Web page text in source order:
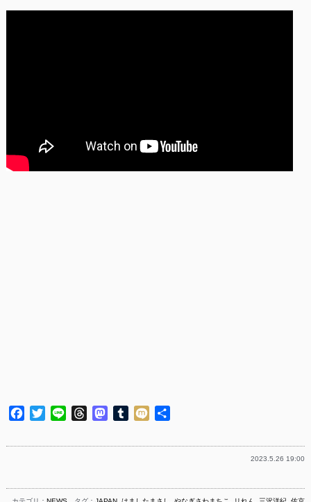
Facebook
TwitterLine ThreadsMastodon
Tumblr
Mixi
2023.5.26 19:00